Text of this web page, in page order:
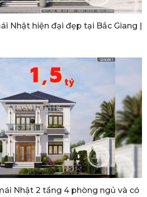
Nhật hiện đại đẹp tại Bắc Giang |
Nhật 2 tầng 4 phòng ngủ và có